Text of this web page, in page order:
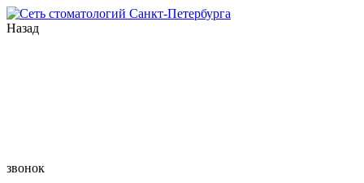
Назад
звонок